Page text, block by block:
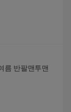
름 반팔맨투맨